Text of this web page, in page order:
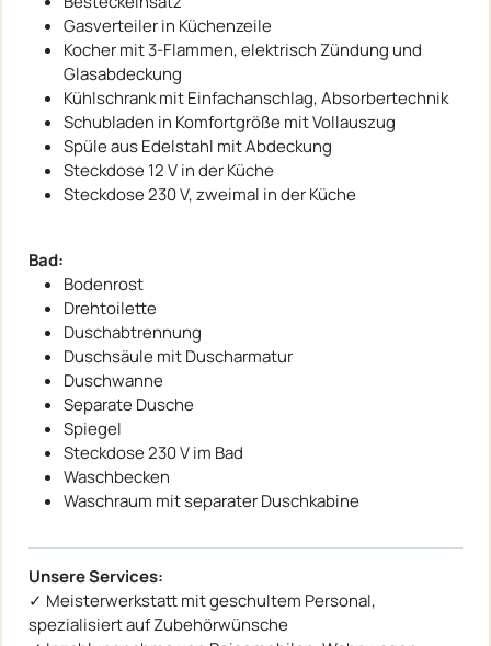
Gasverteiler in Küchenzeile
Kocher mit 3-Flammen, elektrisch Zündung und
Glasabdeckung
Kühlschrank mit Einfachanschlag, Absorbertechnik
Schubladen in Komfortgröße mit Vollauszug
Spüle aus Edelstahl mit Abdeckung
Steckdose 12 V in der Küche
Steckdose 230 V, zweimal in der Küche
Bad:
Bodenrost
Drehtoilette
Duschabtrennung
Duschsäule mit Duscharmatur
Duschwanne
Separate Dusche
Spiegel
Steckdose 230 V im Bad
Waschbecken
Waschraum mit separater Duschkabine
Unsere Services:
✓ Meisterwerkstatt mit geschultem Personal,
spezialisiert auf Zubehörwünsche